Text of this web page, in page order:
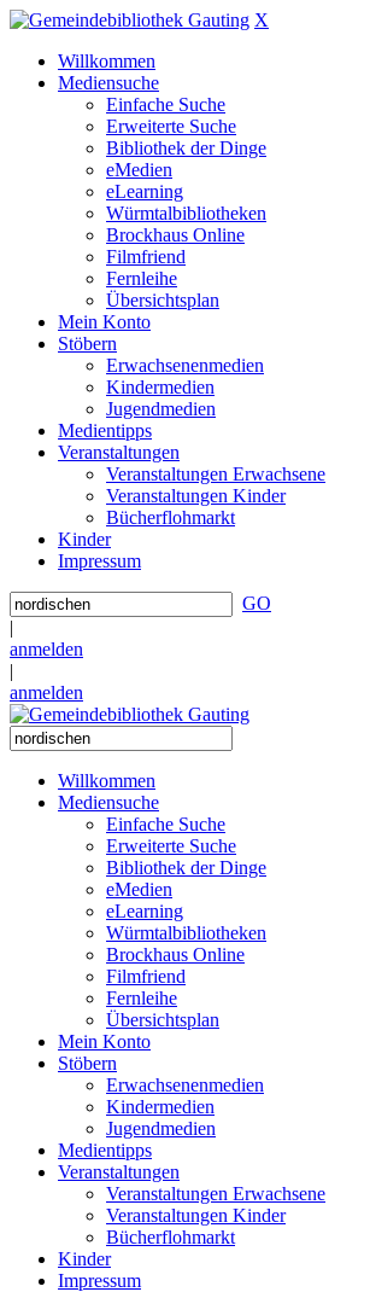
X
Willkommen
Mediensuche
Einfache Suche
Erweiterte Suche
Bibliothek der Dinge
eMedien
eLearning
Würmtalbibliotheken
Brockhaus Online
Filmfriend
Fernleihe
Übersichtsplan
Mein Konto
Stöbern
Erwachsenenmedien
Kindermedien
Jugendmedien
Medientipps
Veranstaltungen
Veranstaltungen Erwachsene
Veranstaltungen Kinder
Bücherflohmarkt
Kinder
Impressum
GO
|
anmelden
|
anmelden
Willkommen
Mediensuche
Einfache Suche
Erweiterte Suche
Bibliothek der Dinge
eMedien
eLearning
Würmtalbibliotheken
Brockhaus Online
Filmfriend
Fernleihe
Übersichtsplan
Mein Konto
Stöbern
Erwachsenenmedien
Kindermedien
Jugendmedien
Medientipps
Veranstaltungen
Veranstaltungen Erwachsene
Veranstaltungen Kinder
Bücherflohmarkt
Kinder
Impressum